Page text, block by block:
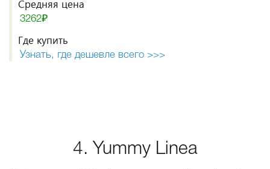
Средняя цена
3262₽
Где купить
Узнать, где дешевле всего >>>
4. Yummy Linea